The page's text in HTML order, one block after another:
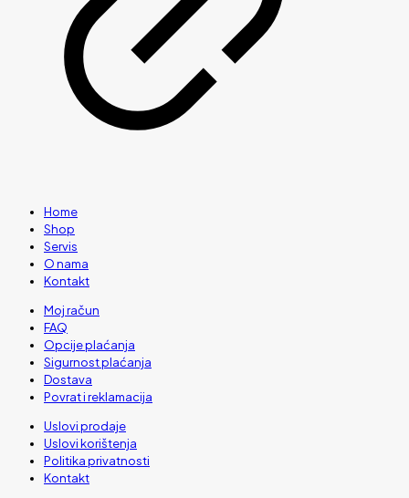
Home
Shop
Servis
O nama
Kontakt
Moj račun
FAQ
Opcije plaćanja
Sigurnost plaćanja
Dostava
Povrat i reklamacija
Uslovi prodaje
Uslovi korištenja
Politika privatnosti
Kontakt